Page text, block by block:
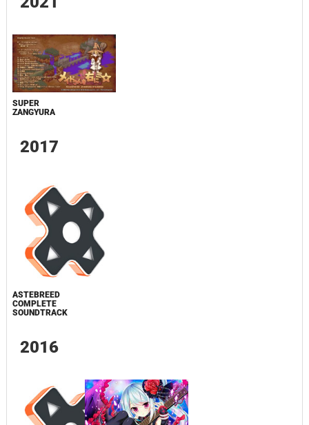
SUPER
ZANGYURA
2017
ASTEBREED
COMPLETE
SOUNDTRACK
2016